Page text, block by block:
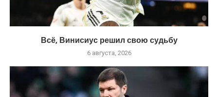
Всё, Винисиус решил свою судьбу
6 августа, 2026